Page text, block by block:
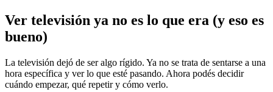
Ver televisión ya no es lo que era (y eso es
bueno)
La televisión dejó de ser algo rígido. Ya no se trata de sentarse a una
hora específica y ver lo que esté pasando. Ahora podés decidir
cuándo empezar, qué repetir y cómo verlo.